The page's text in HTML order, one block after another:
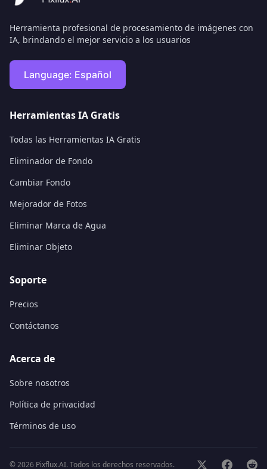
Herramienta profesional de procesamiento de imágenes con
IA, brindando el mejor servicio a los usuarios
Language: Español
Herramientas IA Gratis
Todas las Herramientas IA Gratis
Eliminador de Fondo
Cambiar Fondo
Mejorador de Fotos
Eliminar Marca de Agua
Eliminar Objeto
Soporte
Precios
Contáctanos
Acerca de
Sobre nosotros
Política de privacidad
Términos de uso
©2026 Pixflux.AI.Todos los derechos reservados.